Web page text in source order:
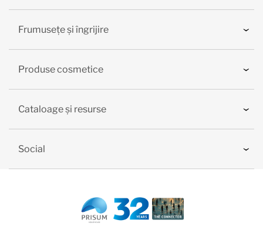
Frumusețe și îngrijire
Produse cosmetice
Cataloage și resurse
Social